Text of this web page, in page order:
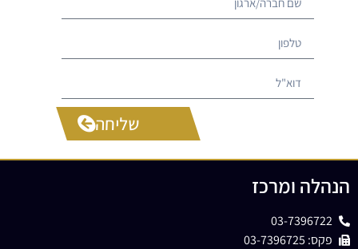
שליחה
הנהלה ומרכז
03-7396722
פקס: 03-7396725